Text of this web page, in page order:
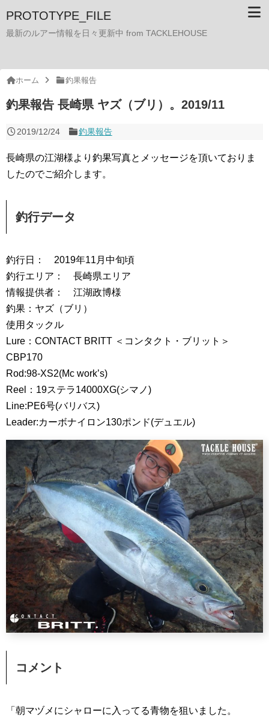
PROTOTYPE_FILE
最新のルアー情報を日々更新中 from TACKLEHOUSE
ホーム 釣果報告
釣果報告 長崎県 ヤズ（ブリ）。2019/11
2019/12/24 釣果報告
長崎県の江湖様より釣果写真とメッセージを頂いておりま
したのでご紹介します。
釣行データ
釣行日： 2019年11月中旬頃
釣行エリア： 長崎県エリア
情報提供者： 江湖政博様
釣果：ヤズ（ブリ）
使用タックル
Lure：CONTACT BRITT ＜コンタクト・ブリット＞
CBP170
Rod:98-XS2(Mc work’s)
Reel：19ステラ14000XG(シマノ)
Line:PE6号(バリバス)
Leader:カーボナイロン130ポンド(デュエル)
コメント
「朝マヅメにシャローに入ってる青物を狙いました。